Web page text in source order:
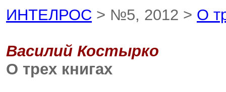
ИНТЕЛРОС > №5, 2012 > О
Василий Костырко
О трех книгах